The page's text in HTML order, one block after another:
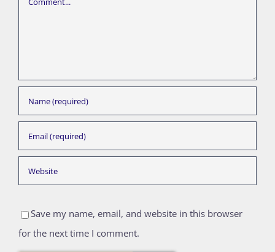
Save my name, email, and website in this browser
for the next time I comment.